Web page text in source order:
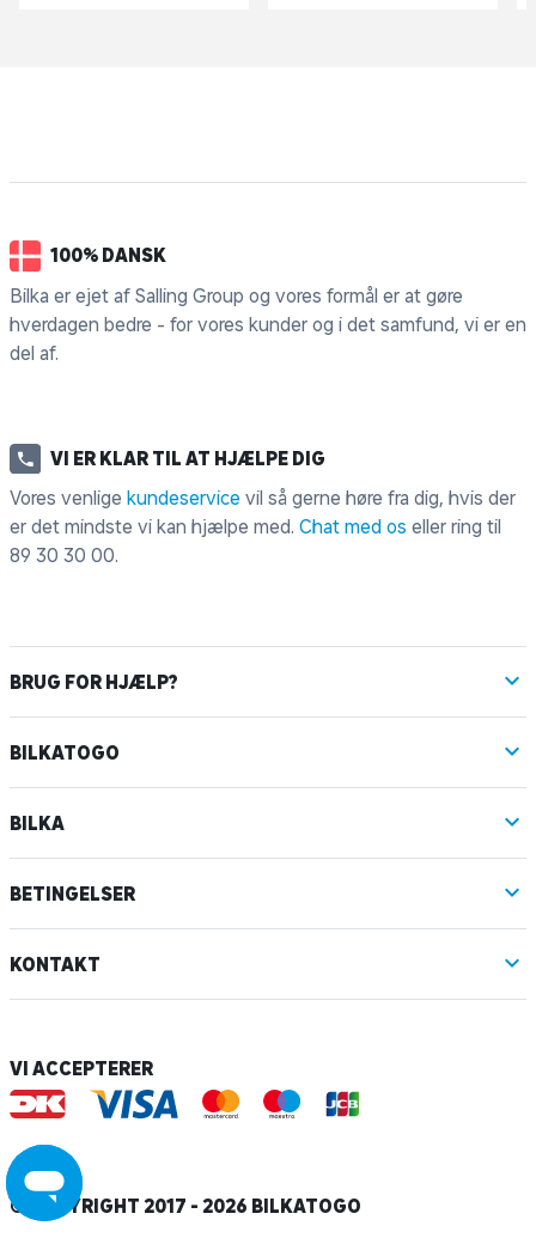
100% DANSK
Bilka er ejet af Salling Group og vores formål er at gøre
hverdagen bedre - for vores kunder og i det samfund, vi er en
del af.
VI ER KLAR TIL AT HJÆLPE DIG
Vores venlige kundeservice vil så gerne høre fra dig, hvis der
er det mindste vi kan hjælpe med. Chat med os eller ring til
89 30 30 00.
BRUG FOR HJÆLP?
BILKATOGO
BILKA
BETINGELSER
KONTAKT
VI ACCEPTERER
© COPYRIGHT 2017 - 2026 BILKATOGO